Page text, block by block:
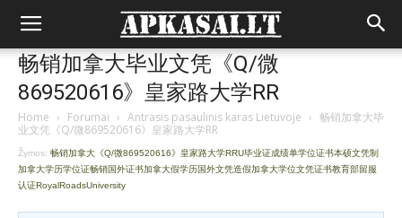
畅销加拿大毕业文凭《Q/微
869520616》皇家路大学RR
Home › Forumai › Antrasis pasaulinis karas Lietuvoje › 畅销加拿大毕
业文凭《Q/微869520616》皇家路大学RR
Žymos: 畅销加拿大《Q/微869520616》皇家路大学RRU毕业证成绩单学位证书本硕文凭制
加拿大学历学位证畅销国外证书加拿大假学历国外文凭造假加拿大学位文凭证书教育部留服
认证RoyalRoadsUniversity